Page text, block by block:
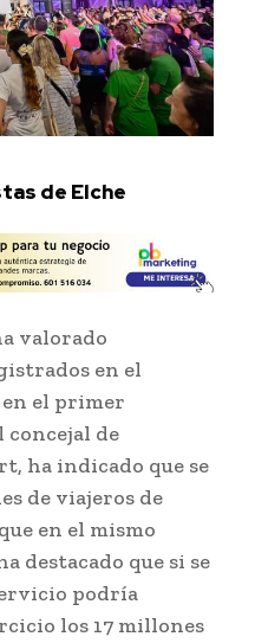
de Elche
valorado
en el
el primer
concejal de
ha indicado que se
de viajeros de
en el mismo
destacado que si se
podría
los 17 millones